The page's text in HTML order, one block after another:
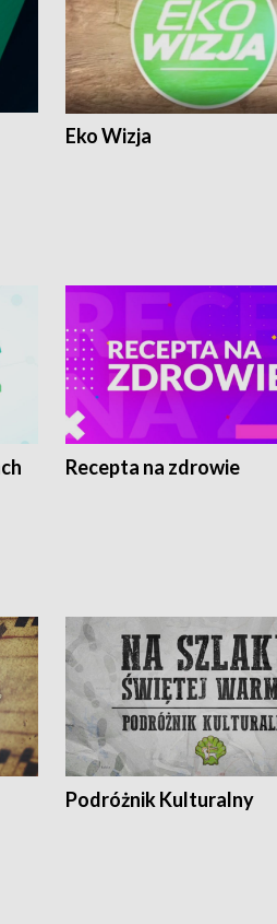
Eko Wizja
Recepta na zdrowie
Podróżnik Kulturalny